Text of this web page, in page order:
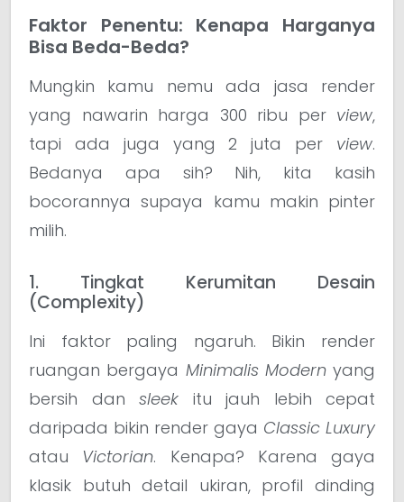
Faktor Penentu: Kenapa Harganya
Bisa Beda-Beda?
Mungkin kamu nemu ada jasa render
yang nawarin harga 300 ribu per view,
tapi ada juga yang 2 juta per view.
Bedanya apa sih? Nih, kita kasih
bocorannya supaya kamu makin pinter
milih.
1. Tingkat Kerumitan Desain
(Complexity)
Ini faktor paling ngaruh. Bikin render
ruangan bergaya Minimalis Modernyang
bersih dan sleek itu jauh lebih cepat
daripada bikin render gaya Classic Luxury
atau Victorian. Kenapa? Karena gaya
klasik butuh detail ukiran, profil dinding